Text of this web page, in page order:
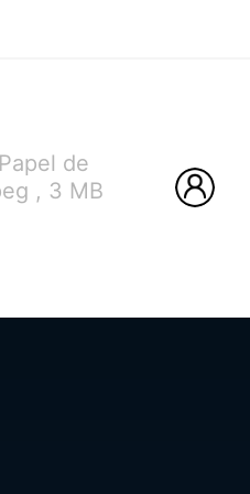
de
, 3 MB